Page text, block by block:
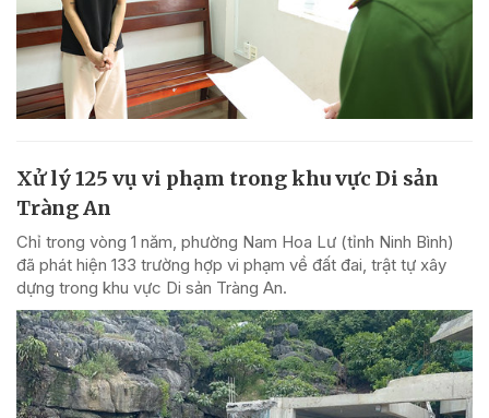
Xử lý 125 vụ vi phạm trong khu vực Di sản
Tràng An
Chỉ trong vòng 1 năm, phường Nam Hoa Lư (tỉnh Ninh Bình)
đã phát hiện 133 trường hợp vi phạm về đất đai, trật tự xây
dựng trong khu vực Di sản Tràng An.